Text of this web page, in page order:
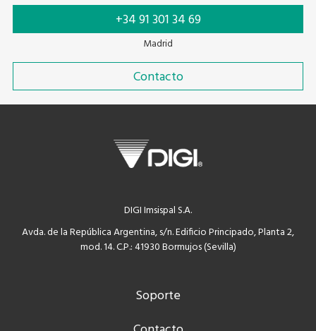
+34 91 301 34 69
Madrid
Contacto
DIGI Imsispal S.A.
Avda. de la República Argentina, s/n. Edificio Principado, Planta 2,
mod. 14. C.P.: 41930 Bormujos (Sevilla)
Soporte